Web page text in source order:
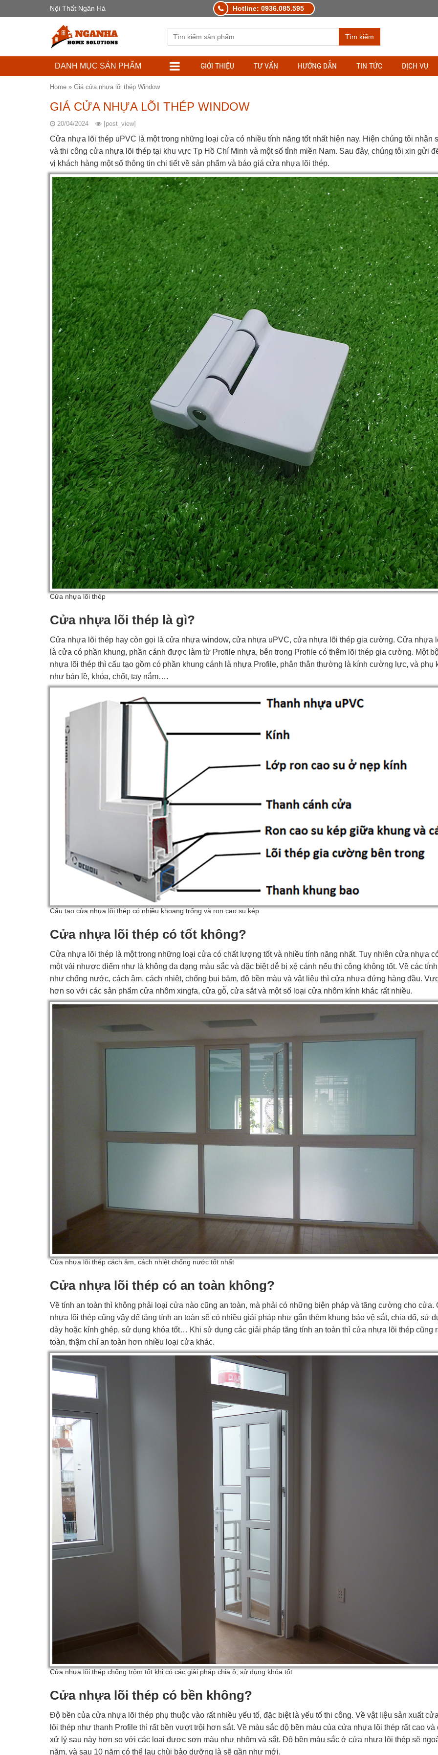
Nội Thất Ngân Hà Hotline: 0936.085.595
Tìm kiếm
DANH MỤC SẢN PHẨM GIỚI THIỆU TƯ VẤN HƯỚNG DẪN TIN TỨC DỊCH VỤ
Home » Giá cửa nhựa lõi thép Window
GIÁ CỬA NHỰA LÕI THÉP WINDOW
20/04/2024 [post_view]
Cửa nhựa lõi thép uPVC là một trong những loại cửa có nhiều tính năng tốt nhất hiện nay. Hiện chúng tôi nhận
và thi công cửa nhựa lõi thép tại khu vực Tp Hồ Chí Minh và một số tỉnh miền Nam. Sau đây, chúng tôi xin gửi
vị khách hàng một số thông tin chi tiết về sản phẩm và báo giá cửa nhựa lõi thép.
Cửa nhựa lõi thép
Cửa nhựa lõi thép là gì?
Cửa nhựa lõi thép hay còn gọi là cửa nhựa window, cửa nhựa uPVC, cửa nhựa lõi thép gia cường. Cửa nhựa
là cửa có phần khung, phần cánh được làm từ Profile nhựa, bên trong Profile có thêm lõi thép gia cường. Một
nhựa lõi thép thì cấu tạo gồm có phần khung cánh là nhựa Profile, phân thân thường là kính cường lực, và phụ
như bản lề, khóa, chốt, tay nắm….
Cấu tạo cửa nhựa lõi thép có nhiều khoang trống và ron cao su kép
Cửa nhựa lõi thép có tốt không?
Cửa nhựa lõi thép là một trong những loại cửa có chất lượng tốt và nhiều tính năng nhất. Tuy nhiên cửa nhựa
một vài nhược điểm như là không đa dạng màu sắc và đặc biệt dễ bị xệ cánh nếu thi công không tốt. Về các
như chống nước, cách âm, cách nhiệt, chống bụi bặm, độ bền màu và vật liệu thì cửa nhựa đứng hàng đầu.
hơn so với các sản phẩm cửa nhôm xingfa, cửa gỗ, cửa sắt và một số loại cửa nhôm kính khác rất nhiều.
Cửa nhựa lõi thép cách âm, cách nhiệt chống nước tốt nhất
Cửa nhựa lõi thép có an toàn không?
Về tính an toàn thì không phải loại cửa nào cũng an toàn, mà phải có những biện pháp và tăng cường cho cửa.
nhựa lõi thép cũng vậy để tăng tính an toàn sẽ có nhiều giải pháp như gắn thêm khung bảo vệ sắt, chia đố, sử
dày hoặc kính ghép, sử dụng khóa tốt… Khi sử dụng các giải pháp tăng tính an toàn thì cửa nhựa lõi thép cũng
toàn, thậm chí an toàn hơn nhiều loại cửa khác.
Cửa nhựa lõi thép chống trộm tốt khi có các giải pháp chia ô, sử dụng khóa tốt
Cửa nhựa lõi thép có bền không?
Độ bền của cửa nhựa lõi thép phụ thuộc vào rất nhiều yếu tố, đặc biệt là yếu tố thi công. Về vật liệu sản xuất
lõi thép như thanh Profile thì rất bền vượt trội hơn sắt. Về màu sắc độ bền màu của cửa nhựa lõi thép rất cao và
xử lý sau này hơn so với các loại được sơn màu như nhôm và sắt. Độ bền màu sắc ở cửa nhựa lõi thép sẽ
năm, và sau 10 năm có thể lau chùi bảo dưỡng là sẽ gần như mới.